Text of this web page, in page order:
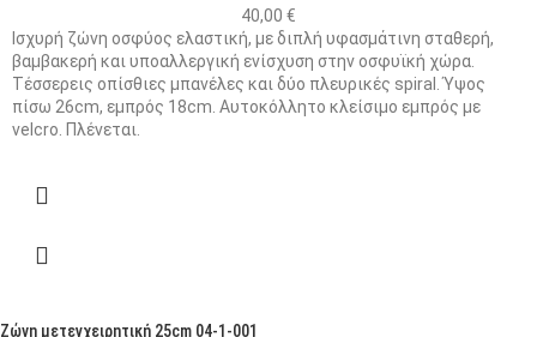
40,00 €
Ισχυρή ζώνη οσφύος ελαστική, με διπλή υφασμάτινη σταθερή,
βαμβακερή και υποαλλεργική ενίσχυση στην οσφυϊκή χώρα.
Τέσσερεις οπίσθιες μπανέλες και δύο πλευρικές spiral. Ύψος
πίσω 26cm, εμπρός 18cm. Αυτοκόλλητο κλείσιμο εμπρός με
velcro. Πλένεται.
Ζώνη μετεγχειρητική 25cm 04-1-001